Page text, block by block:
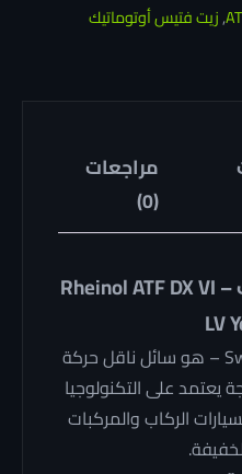
,زيت فتيس أوتوماتيك
مراجعات
(0)
زيت فتيس أوتوماتيك Rheinol ATF DX VI –
LV
Swd Rheinol ATF DX VI – LV – هو سائل ناقل حركة
يعتمد على التكنولوجيا
الركاب والمركبات